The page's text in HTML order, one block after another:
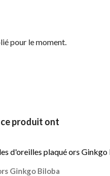
pour le moment.
produit ont
Ginkgo Biloba